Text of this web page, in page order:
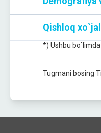
Qishloq
*) Ushbu
Tugmani bosing